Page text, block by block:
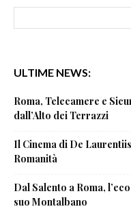
ULTIME NEWS:
Roma, Telecamere e
dall’Alto dei Terrazzi
Il Cinema di De
Romanità
Dal Salento a Roma,
suo Montalbano